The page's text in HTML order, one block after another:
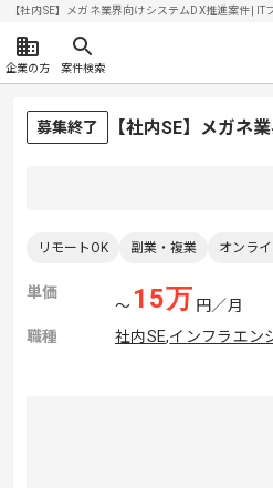
【社内SE】メガネ業界向けシステムDX推進案件|
企業の方 案件検索
募集終了 【社内SE】メガネ
リモートOK 副業・複業 オンラ
単価
〜 15万 円／月
職種
社内SE,インフラエン